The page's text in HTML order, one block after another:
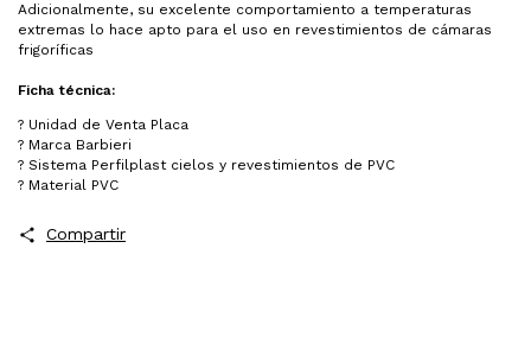
Adicionalmente, su excelente comportamiento a temperaturas
extremas lo hace apto para el uso en revestimientos de cámaras
frigoríficas
Ficha técnica:
? Unidad de Venta Placa
? Marca Barbieri
? Sistema Perfilplast cielos y revestimientos de PVC
? Material PVC
Compartir